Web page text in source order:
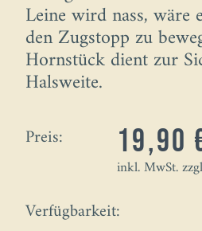
Leine wird nass, wäre
den Zugstopp zu
Hornstück dient zur
Halsweite.
Preis: 19,90
inkl. MwSt.
Verfügbarkeit: